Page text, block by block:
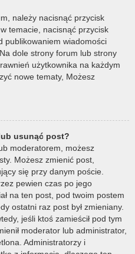
należy nacisnąć przycisk
temacie, nacisnąć przycisk
publikowaniem wiadomości
dole strony forum lub strony
użytkownika na każdym
nowe tematy, Możesz
usunąć post?
moderatorem, możesz
Możesz zmienić post,
się przy danym poście.
pewien czas po jego
na ten post, pod twoim postem
ostatni raz post był zmieniany.
jeśli ktoś zamieścił pod tym
moderator lub administrator,
Administratorzy i